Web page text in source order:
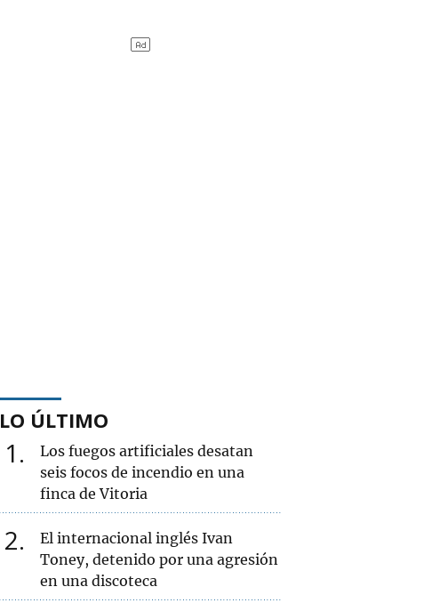
LO ÚLTIMO
1
Los fuegos artificiales desatan
seis focos de incendio en una
finca de Vitoria
2
El internacional inglés Ivan
Toney, detenido por una agresión
en una discoteca